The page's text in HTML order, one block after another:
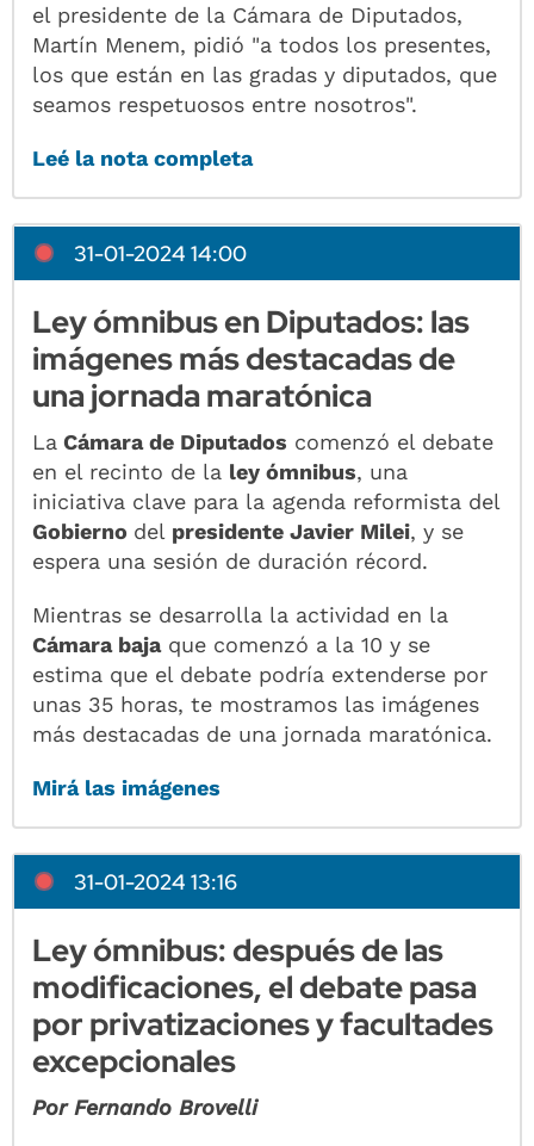
el presidente de la Cámara de Diputados,
Martín Menem, pidió "a todos los presentes,
los que están en las gradas y diputados, que
seamos respetuosos entre nosotros".
Leé la nota completa
31-01-2024 14:00
Ley ómnibus en Diputados: las
imágenes más destacadas de
una jornada maratónica
La Cámara de Diputados comenzó el debate
en el recinto de la ley ómnibus, una
iniciativa clave para la agenda reformista del
Gobierno del presidente Javier Milei, y se
espera una sesión de duración récord.
Mientras se desarrolla la actividad en la
Cámara bajaque comenzó a la 10 y se
estima que el debate podría extenderse por
unas 35 horas, te mostramos las imágenes
más destacadas de una jornada maratónica.
Mirá las imágenes
31-01-2024 13:16
Ley ómnibus: después de las
modificaciones, el debate pasa
por privatizaciones y facultades
excepcionales
Por Fernando Brovelli